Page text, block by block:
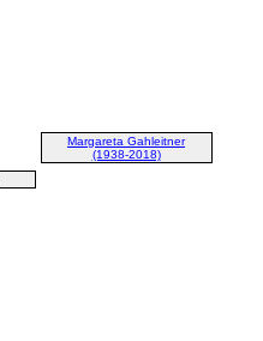
Margareta Gahleitner
(1938-2018)